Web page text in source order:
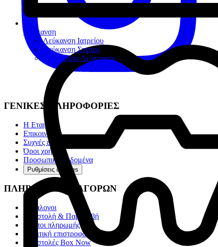
Λεύκανση
Λεύκανση Ιατρείου
Λεύκανση Σπιτιού
Βοηθήματα Λεύκανσης
ΓΕΝΙΚΕΣ ΠΛΗΡΟΦΟΡΙΕΣ
Η Εταιρία
Επικοινωνία
Συχνές ερωτήσεις
Όροι χρήσης
Προσωπικά Δεδομένα
Ρυθμίσεις cookies
ΠΛΗΡΟΦΟΡΙΕΣ ΑΓΟΡΩΝ
Κατάλογοι
Αποστολή & Παραλαβή
Τρόποι πληρωμής
Πολιτική επιστροφών
Αποστολές Box Now